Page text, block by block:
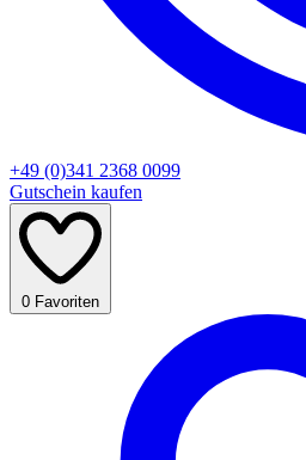
+49 (0)341 2368 0099
Gutschein kaufen
0 Favoriten